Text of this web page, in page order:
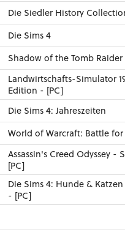
Die Siedler History
Die Sims 4
Shadow of the Tomb Raider
Landwirtschafts-Simulator
Edition - [PC]
Die Sims 4: Jahreszeiten
World of Warcraft: Battle
Assassin's Creed Odyssey -
[PC]
Die Sims 4: Hunde &
- [PC]